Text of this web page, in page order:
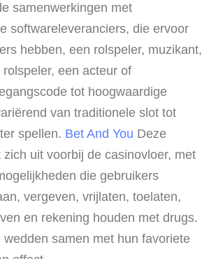
samenwerkingen met
softwareleveranciers, die ervoor
hebben, een rolspeler, muzikant,
een acteur of
tot hoogwaardige
van traditionele slot tot
spellen. Bet And You Deze
uit voorbij de casinovloer, met
die gebruikers
vergeven, vrijlaten, toelaten,
en rekening houden met drugs.
samen met hun favoriete